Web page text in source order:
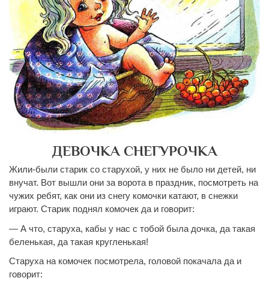
ДЕВОЧКА СНЕГУРОЧКА
Жили-были старик со старухой, у них не было ни детей, ни
внучат. Вот вышли они за ворота в праздник, посмотреть на
чужих ребят, как они из снегу комочки катают, в снежки
играют. Старик поднял комочек да и говорит:
— А что, старуха, кабы у нас с тобой была дочка, да такая
беленькая, да такая кругленькая!
Старуха на комочек посмотрела, головой покачалада и
говорит: